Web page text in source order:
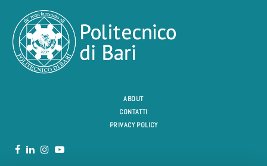
ABOUT
CONTATTI
PRIVACY POLICY